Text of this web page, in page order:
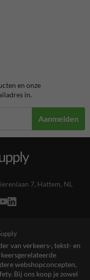
en onze
in.
Aanmelden
7, Hattem, NL
van verkeers-, tekst- en
webshopconcepten,
Bij ons koop je zowel